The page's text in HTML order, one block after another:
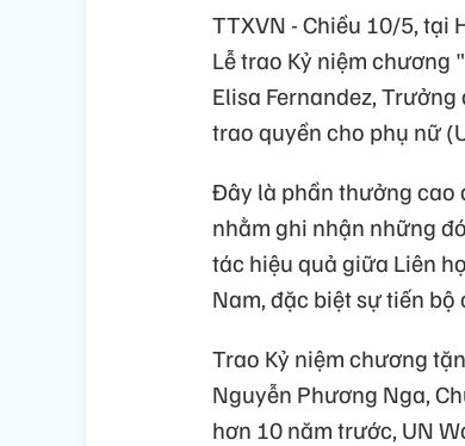
TTXVN - Chiều 10/5, tại
Lễ trao Kỷ niệm
Elisa Fernandez,
trao quyền cho phụ nữ
Đây là phần thưởng cao
nhằm ghi nhận những
tác hiệu quả giữa Liên
Nam, đặc biệt sự tiến
Trao Kỷ niệm chương
Nguyễn Phương Nga,
hơn 10 năm trước, UN